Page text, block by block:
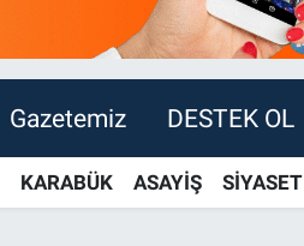
Gazetemiz DESTEK OL
KARABÜK ASAYİŞ SİYASET